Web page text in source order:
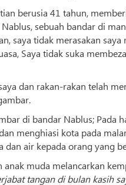
berusia 41 tahun,
sebuah bandar di
saya tidak merasakan
Saya tidak suka
dan rakan-rakan telah
di bandar Nablus; Pada
menghiasi kota pada
dan air kepada orang yang
anak muda melancarkan
tangan di bulan kasih